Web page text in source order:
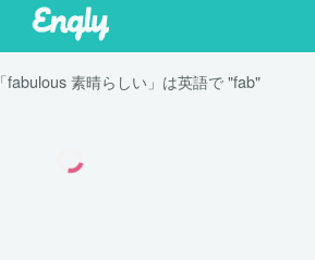
「fabulous 素晴らしい」は英語で "fab"